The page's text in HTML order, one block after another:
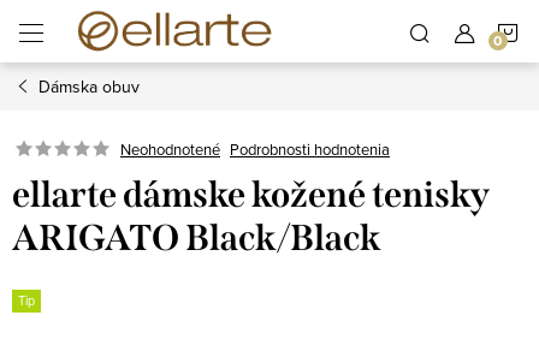
obsah
Dámska obuv
Neohodnotené Podrobnosti hodnotenia
ellarte dámske kožené tenisky
ARIGATO Black/Black
Tip